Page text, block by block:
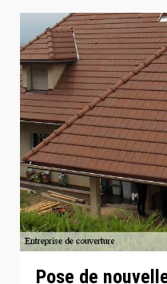
Pose de